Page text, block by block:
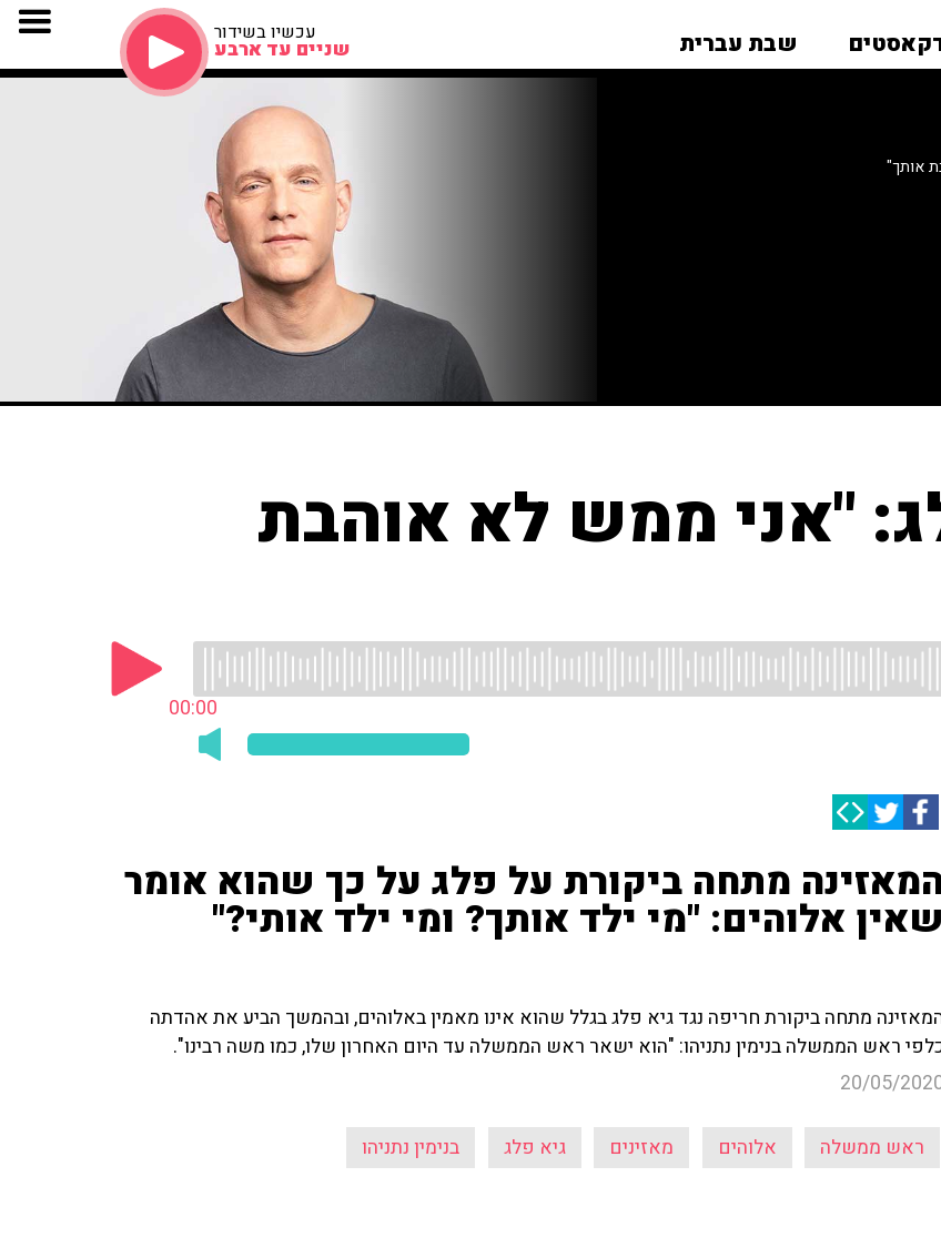
שבת עברית עכשיו בשידור
שניים עד ארבע
אותך"
"אני ממש לא אוהבת
00:00
מתחה ביקורת על פלג על כך שהוא אומר
שאין אלוהים: "מי ילד אותך? ומי ילד אותי?"
מתחה ביקורת חריפה נגד גיא פלג בגלל שהוא אינו מאמין באלוהים, ובהמשך הביע את אהדתה
ראש הממשלה בנימין נתניהו: "הוא ישאר ראש הממשלה עד היום האחרון שלו, כמו משה רבינו".
20/05/
ראש ממשלה אלוהים מאזינים גיא פלג בנימין נתניהו